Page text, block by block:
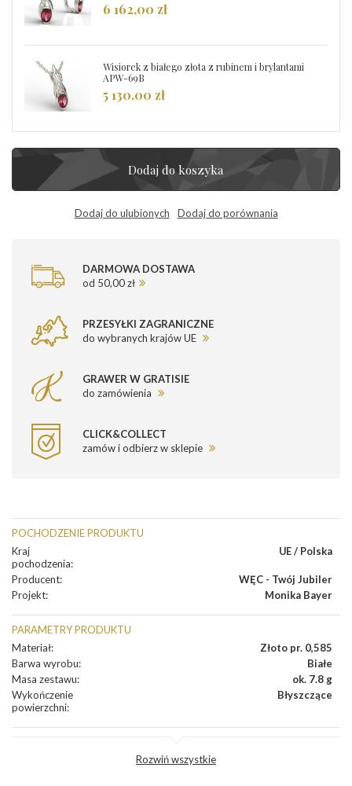
6 162,00 zł
Wisiorek z białego złota z rubinem i brylantami
APW-69B
5 130,00 zł
Dodaj do koszyka
Dodaj do ulubionych Dodaj do porównania
DARMOWA DOSTAWA
od 50,00 zł
PRZESYŁKI ZAGRANICZNE
do wybranych krajów UE
GRAWER W GRATISIE
do zamówienia
CLICK&COLLECT
zamów i odbierz w sklepie
POCHODZENIE PRODUKTU
Kraj
pochodzenia:
UE / Polska
Producent:
WĘC - Twój Jubiler
Projekt: Monika Bayer
PARAMETRY PRODUKTU
Materiał:
Złoto pr. 0,585
Barwa wyrobu:
Białe
Masa zestawu:
ok. 7.8 g
Wykończenie
powierzchni:
Błyszczące
Rozwiń wszystkie